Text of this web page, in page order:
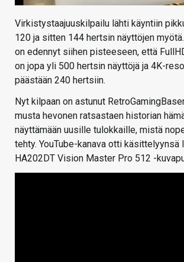
Virkistystaajuuskilpailu lähti käyntiin
120 ja sitten 144 hertsin näyttöjen
on edennyt siihen pisteeseen, että
on jopa yli 500 hertsin näyttöjä ja 4K-
päästään 240 hertsiin.
Nyt kilpaan on astunut
musta hevonen ratsastaen historian
näyttämään uusille tulokkaille, mistä
tehty. YouTube-kanava otti käsittelyynsä
HA202DT Vision Master Pro 512 -